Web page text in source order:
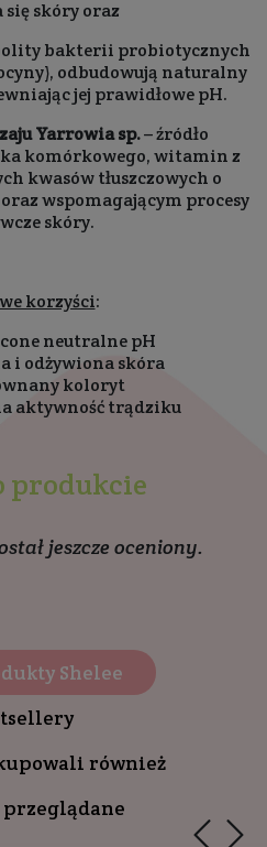
skóry oraz
bakterii probiotycznych
odbudowują naturalny
jej prawidłowe pH.
Yarrowia sp.– źródło
komórkowego, witamin z
kwasów tłuszczowych o
wspomagającym procesy
skóry.
korzyści:
neutralne pH
i odżywiona skóra
koloryt
aktywność trądziku
produkcie
jeszcze oceniony.
Shelee
również